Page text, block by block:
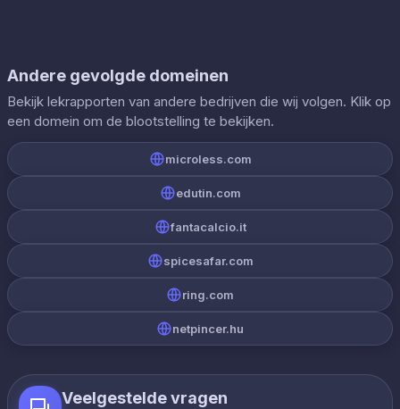
Andere gevolgde domeinen
Bekijk lekrapporten van andere bedrijven die wij volgen. Klik op
een domein om de blootstelling te bekijken.
microless.com
edutin.com
fantacalcio.it
spicesafar.com
ring.com
netpincer.hu
Veelgestelde vragen